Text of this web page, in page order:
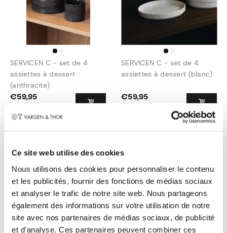
Ce site web utilise des cookies
Nous utilisons des cookies pour personnaliser le contenu
et les publicités, fournir des fonctions de médias sociaux
et analyser le trafic de notre site web. Nous partageons
également des informations sur votre utilisation de notre
site avec nos partenaires de médias sociaux, de publicité
et d'analyse. Ces partenaires peuvent combiner ces
SERVICEN C - set de 4
assiettes à dessert
(anthracite)
€59,95
SERVICEN C - set de 4
assiettes à dessert (blanc)
€59,95
SERVICEN C - set de 4